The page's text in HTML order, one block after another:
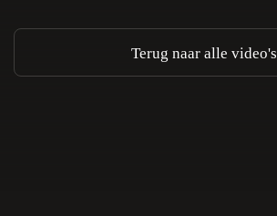
Terug naar alle video's